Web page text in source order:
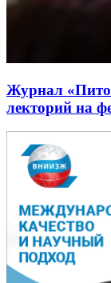
Журнал
лекторий на